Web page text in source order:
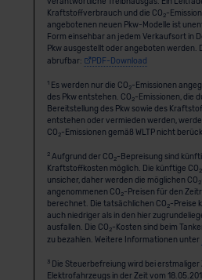
Kraftstoffverbrauch und die CO2-
angebotenen neuen Pkw-Modelle ist
Form einsehbar an jedem Verkaufsort in
Pkw ausgestellt oder angeboten werden.
abrufbar:
PDF-Download
1Es werden nur die CO2-Emissionen
des Pkw entstehen. CO2-Emissionen, die
Bereitstellung des Pkw sowie des
entstehen oder vermieden werden,
CO2-Emissionen gemäß WLTP nicht
2Aufgrund der CO2-Bepreisung sind
Kraftstoffkosten möglich. Die künftige CO2
unsicher, daher werden die möglichen CO2
angenommenen CO2-Preisen für den
berechnet. Die tatsächlichen CO2-Preise
auch niedriger als in den hier
ausfallen. Die CO2-Kosten sind beim
zu bezahlen. Weitere Informationen unter
3Die Steuerbefreiung wird bei erstmaliger
Elektrofahrzeugs in der Zeit vom